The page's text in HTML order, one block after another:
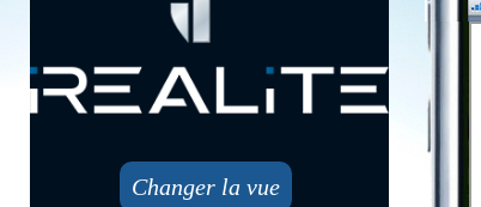
Changer la vue